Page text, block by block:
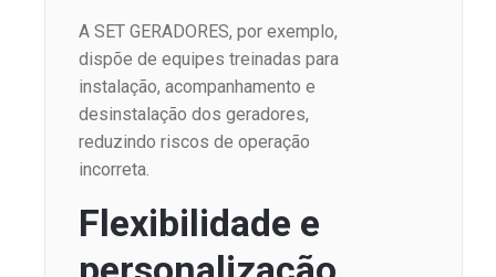
A SET GERADORES, por exemplo,
dispõe de equipes treinadas para
instalação, acompanhamento e
desinstalação dos geradores,
reduzindo riscos de operação
incorreta.
Flexibilidade e